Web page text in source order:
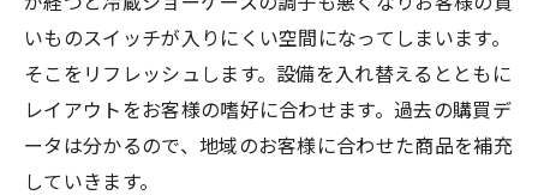
いものスイッチが入りにくい空間になってしまいます。
そこをリフレッシュします。設備を入れ替えるとともに
レイアウトをお客様の嗜好に合わせます。過去の購買デ
ータは分かるので、地域のお客様に合わせた商品を補充
していきます。